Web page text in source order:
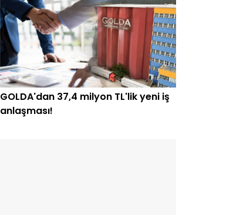
GOLDA'dan 37,4 milyon TL'lik yeni iş
anlaşması!